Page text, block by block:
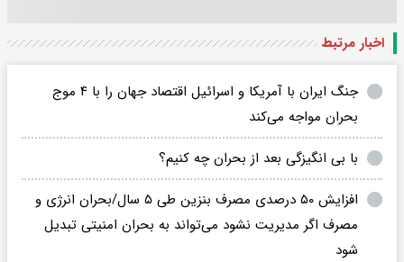
اخبار مرتبط
جنگ ایران با آمریکا و اسرائیل اقتصاد جهان را با ۴ موج
بحران مواجه می‌کند
با بی انگیزگی بعد از بحران چه کنیم؟
افزایش ۵۰ درصدی مصرف بنزین طی ۵ سال/بحران انرژی و
مصرف اگر مدیریت نشود می‌تواند به بحران امنیتی تبدیل
شود